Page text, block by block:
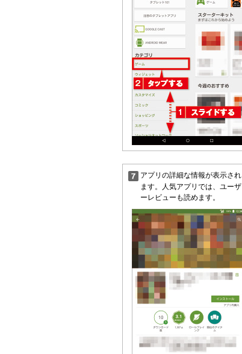
アプリの詳細な情報が表示され
ます。人気アプリでは、ユーザ
ーレビューも読めます。